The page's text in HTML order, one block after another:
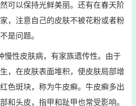
可以保持光鲜美丽。还有在春天阶
，注意自己的皮肤不被花粉或者粉
是问题。
慢性皮肤病，有家族遗传性。由于
，在皮肤表面堆积，使皮肤局部增
色斑块，称为牛皮癣。牛皮癣多出
和头皮，指甲和趾甲也常受影响。